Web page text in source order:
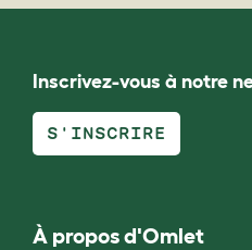
Inscrivez-vous à notre
S'INSCRIRE
À propos d'Omlet